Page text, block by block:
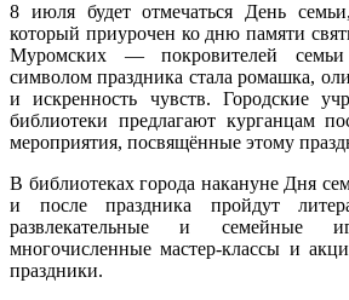
8 июля будет отмечаться День
который приурочен ко дню памяти
Муромских — покровителей
символом праздника стала ромашка,
и искренность чувств. Городские
библиотеки предлагают курганцам
мероприятия, посвящённые этому
В библиотеках города накануне Дня
и после праздника пройдут
развлекательные и семейные
многочисленные мастер-классы и
праздники.